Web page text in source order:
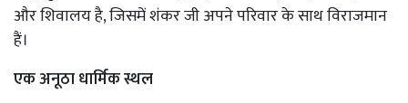
और शिवालय है, जिसमें शंकर जी अपने परिवार के साथ विराजमान
हैं।
एक अनूठा धार्मिक स्थल